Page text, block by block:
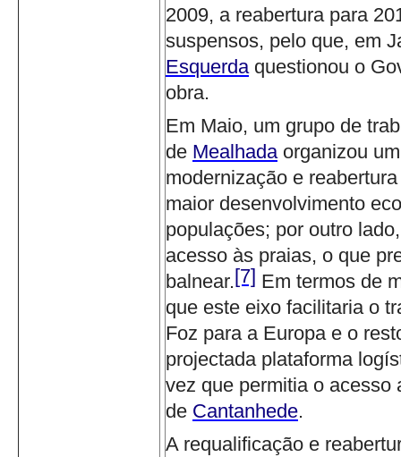
2009, a reabertura para
suspensos, pelo que, em
Esquerda questionou o
obra.
Em Maio, um grupo de
de Mealhada organizou
modernização e
maior desenvolvimento
populações; por outro
acesso às praias, o que
balnear.[7] Em termos de
que este eixo facilitaria o
Foz para a Europa e o
projectada plataforma
vez que permitia o acesso
de Cantanhede.
A requalificação e